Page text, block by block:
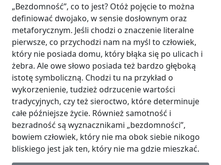
„Bezdomność”, co to jest? Otóż pojęcie to można
definiować dwojako, w sensie dosłownym oraz
metaforycznym. Jeśli chodzi o znaczenie literalne
pierwsze, co przychodzi nam na myśl to człowiek,
który nie posiada domu, który błąka się po ulicach i
żebra. Ale owe słowo posiada też bardzo głęboką
istotę symboliczną. Chodzi tu na przykład o
wykorzenienie, tudzież odrzucenie wartości
tradycyjnych, czy też sieroctwo, które determinuje
całe późniejsze życie. Również samotność i
bezradność są wyznacznikami „bezdomności”,
bowiem człowiek, który nie ma obok siebie nikogo
bliskiego jest jak ten, który nie ma gdzie mieszkać.